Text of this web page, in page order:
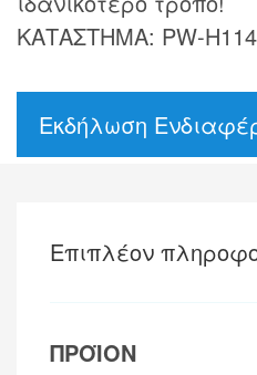
ΚΑΤΑΣΤΗΜΑ: PW-
Εκδήλωση
Επιπλέον
ΠΡΟΪΟΝ